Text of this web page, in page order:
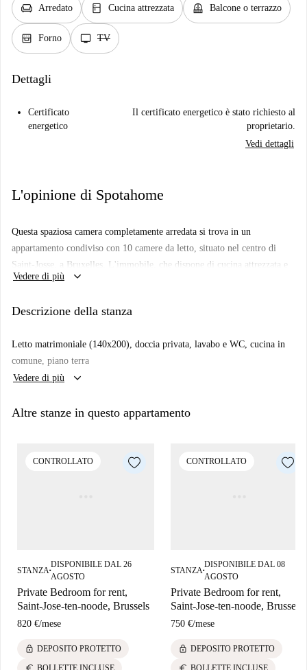
chair Arredato kitchen Cucina attrezzata balcony Balcone o terrazzo
oven_gen Forno tv TV
Dettagli
Certificato
energetico
Il certificato energetico è stato richiesto al
proprietario.
Vedi dettagli
L'opinione di Spotahome
Questa spaziosa camera completamente arredata si trova in un
appartamento condiviso con 10 camere da letto, situato nel centro di
Saint-Josse, a Bruxelles. L'immobile, che dispone di cucina attrezzata e
balcone, ha un design esterno e Spotahome ne ha verificato
Pizza King e Abd Trium, tutti a breve distanza. Inoltre, il monumento a
Johan Baptista Houwaert è un'importante attrazione nelle vicinanze.
Vedere di più keyboard_arrow_down
Descrizione della stanza
Letto matrimoniale (140x200), doccia privata, lavabo e WC, cucina in
comune, piano terra
Vedere di più
keyboard_arrow_down
Altre stanze in questo appartamento
CONTROLLATO
STANZA ■
DISPONIBILE DAL 26
AGOSTO
Private Bedroom for rent,
Saint-Jose-ten-noode, Brussels
820 €/mese
lock DEPOSITO PROTETTO
euro BOLLETTE INCLUSE
CONTROLLATO
STANZA ■
DISPONIBILE DAL 08
AGOSTO
Private Bedroom for rent,
Saint-Jose-ten-noode, Brussels
750 €/mese
lock DEPOSITO PROTETTO
euro BOLLETTE INCLUSE